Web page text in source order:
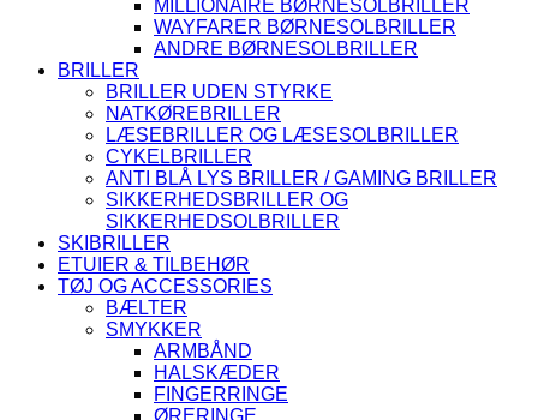
MILLIONAIRE BØRNESOLBRILLER
WAYFARER BØRNESOLBRILLER
ANDRE BØRNESOLBRILLER
BRILLER
BRILLER UDEN STYRKE
NATKØREBRILLER
LÆSEBRILLER OG LÆSESOLBRILLER
CYKELBRILLER
ANTI BLÅ LYS BRILLER / GAMING BRILLER
SIKKERHEDSBRILLER OG
SIKKERHEDSOLBRILLER
SKIBRILLER
ETUIER & TILBEHØR
TØJ OG ACCESSORIES
BÆLTER
SMYKKER
ARMBÅND
HALSKÆDER
FINGERRINGE
ØRERINGE